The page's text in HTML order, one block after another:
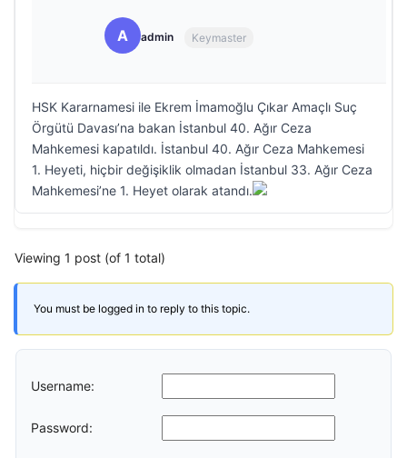
A admin Keymaster
HSK Kararnamesi ile Ekrem İmamoğlu Çıkar Amaçlı Suç
Örgütü Davası’na bakan İstanbul 40. Ağır Ceza
Mahkemesi kapatıldı. İstanbul 40. Ağır Ceza Mahkemesi
1. Heyeti, hiçbir değişiklik olmadan İstanbul 33. Ağır Ceza
Mahkemesi’ne 1. Heyet olarak atandı.
Viewing 1 post (of 1 total)
You must be logged in to reply to this topic.
Username:
Password: